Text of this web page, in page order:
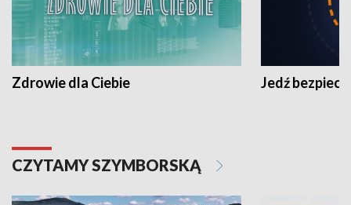
Zdrowie dla Ciebie Jedź
CZYTAMY SZYMBORSKĄ